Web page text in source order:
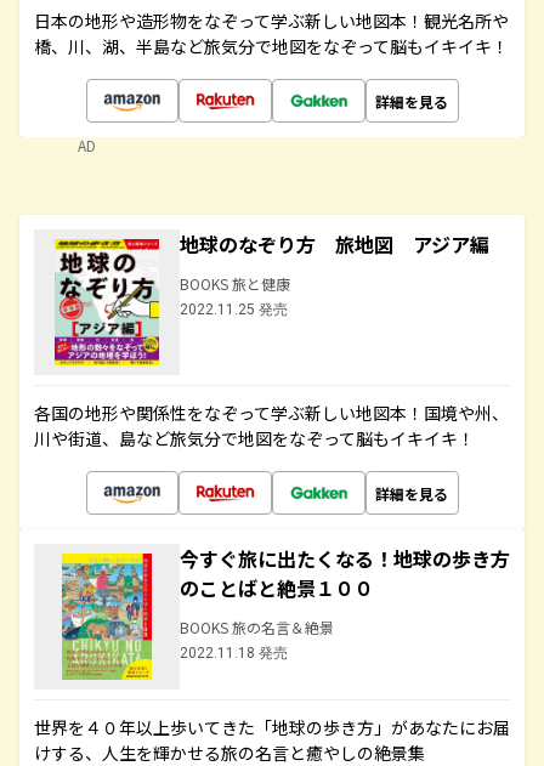
日本の地形や造形物をなぞって学ぶ新しい地図本！観光名所や
橋、川、湖、半島など旅気分で地図をなぞって脳もイキイキ！
詳細を見る
AD
地球のなぞり方 旅地図 アジア編
BOOKS 旅と健康
2022.11.25 発売
各国の地形や関係性をなぞって学ぶ新しい地図本！国境や州、
川や街道、島など旅気分で地図をなぞって脳もイキイキ！
詳細を見る
今すぐ旅に出たくなる！地球の歩き方
のことばと絶景１００
BOOKS 旅の名言＆絶景
2022.11.18 発売
世界を４０年以上歩いてきた「地球の歩き方」があなたにお届
けする、人生を輝かせる旅の名言と癒やしの絶景集